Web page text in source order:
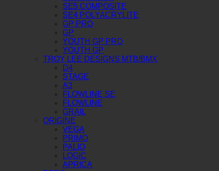
SE5 COMPOSITE
SE4 POLYACRYLITE
GP PRO
GP
YOUTH GP PRO
YOUTH GP
TROY LEE DESIGNS MTB/BMX
D4
STAGE
A3
FLOWLINE SE
FLOWLINE
GRAIL
ORIGINE
VEGA
PRIMO
PALIO
LOGIC
APRICA